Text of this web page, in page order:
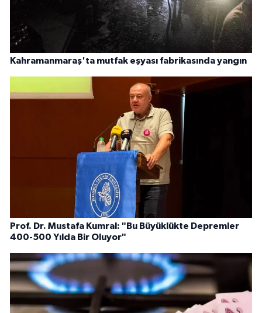
Kahramanmaraş'ta mutfak eşyası fabrikasında yangın
Prof. Dr. Mustafa Kumral: "Bu Büyüklükte Depremler
400-500 Yılda Bir Oluyor"